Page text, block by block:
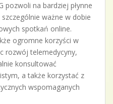
pozwoli na bardziej płynne
ważne w dobie
spotkań online.
ogromne korzyści w
rozwój telemedycyny,
konsultować
a także korzystać z
wspomaganych